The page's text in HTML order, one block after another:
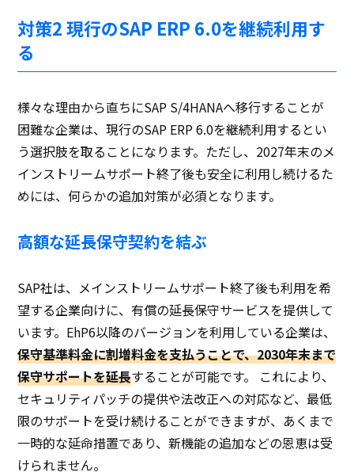
対策2 現行のSAP ERP 6.0を継続利用す
る
様々な理由から直ちにSAP S/4HANAへ移行することが
困難な企業は、現行のSAP ERP 6.0を継続利用するとい
う選択肢を取ることになります。ただし、2027年末のメ
インストリームサポート終了後も安全に利用し続けるた
めには、何らかの追加対策が必須となります。
高額な延長保守契約を結ぶ
SAP社は、メインストリームサポート終了後も利用を希
望する企業向けに、有償の延長保守サービスを提供して
います。EhP6以降のバージョンを利用している企業は、
保守基準料金に割増料金を支払うことで、2030年末まで
保守サポートを延長することが可能です。 これにより、
セキュリティパッチの提供や法改正への対応など、最低
限のサポートを受け続けることができますが、あくまで
一時的な延命措置であり、新機能の追加などの恩恵は受
けられません。